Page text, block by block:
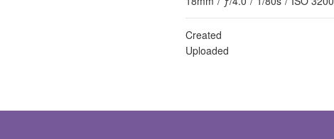
Created
Uploaded